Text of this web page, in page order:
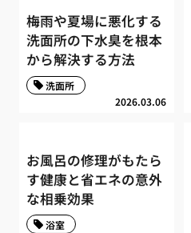
梅雨や夏場に悪化する
洗面所の下水臭を根本
から解決する方法
2026.03.06
洗面所
お風呂の修理がもたら
す健康と省エネの意外
な相乗効果
浴室